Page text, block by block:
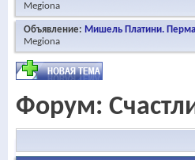
Megiona
Объявление: Мишель Платини.
Megiona
Форум: